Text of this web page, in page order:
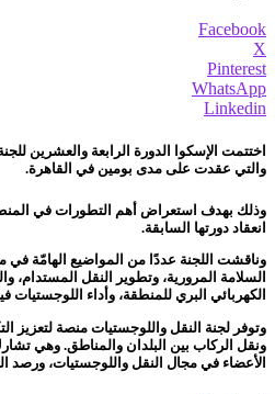
Facebook
X
Pinterest
WhatsApp
Linkedin
اختتمت الإسكوا الدورة الرابعة والعشرين
والتي عقدت على مدى بومين في القاهرة.
وذلك بهدف استعراض أهم التطورات في
انعقاد دورتها السابقة.
وناقشت اللجنة عددًا من المواضيع الهامّة في
السلامة المرورية، وتطوير النقل المستدام،
الكهربائي البري للمنطقة، وأداء اللوجستيات
وتوفر لجنة النقل واللوجستيات منصة لتعزيز
ونقل الركاب بين البلدان والمناطق. وهي
الأعضاء في مجال النقل واللوجستيات، ورصد